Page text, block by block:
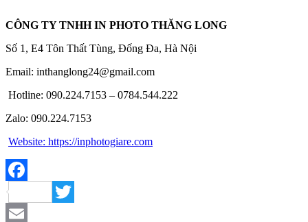
CÔNG TY TNHH IN PHOTO THĂNG LONG
Số 1, E4 Tôn Thất Tùng, Đống Đa, Hà Nội
Email: inthanglong24@gmail.com
Hotline: 090.224.7153 – 0784.544.222
Zalo: 090.224.7153
Website: https://inphotogiare.com
Facebook
Twitter